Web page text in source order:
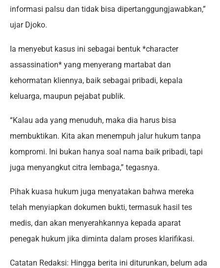
informasi palsu dan tidak bisa dipertanggungjawabkan,”
ujar Djoko.
Ia menyebut kasus ini sebagai bentuk *character
assassination* yang menyerang martabat dan
kehormatan kliennya, baik sebagai pribadi, kepala
keluarga, maupun pejabat publik.
“Kalau ada yang menuduh, maka dia harus bisa
membuktikan. Kita akan menempuh jalur hukum tanpa
kompromi. Ini bukan hanya soal nama baik pribadi, tapi
juga menyangkut citra lembaga,” tegasnya.
Pihak kuasa hukum juga menyatakan bahwa mereka
telah menyiapkan dokumen bukti, termasuk hasil tes
medis, dan akan menyerahkannya kepada aparat
penegak hukum jika diminta dalam proses klarifikasi.
Catatan Redaksi: Hingga berita ini diturunkan, belum ada